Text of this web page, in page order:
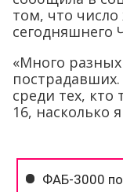
том, что число
сегодняшнего
«Много
среди тех,
16, насколько